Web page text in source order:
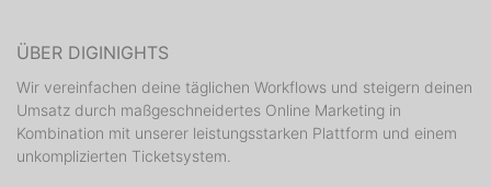
ÜBER DIGINIGHTS
Wir vereinfachen deine täglichen Workflows und steigern deinen
Umsatz durch maßgeschneidertes Online Marketing in
Kombination mit unserer leistungsstarken Plattform und einem
unkomplizierten Ticketsystem.